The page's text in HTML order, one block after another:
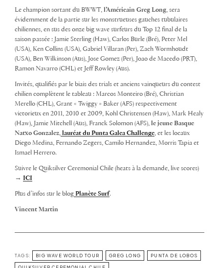
Le champion sortant du BWWT, l’Américain Greg Long, sera
évidemment de la partie sur les monstrueuses gauches tubulaires
chiliennes, en sus des onze big wave surfeurs du Top 12 final de la
saison passée : Jamie Sterling (Haw), Carlos Burle (Bré), Peter Mel
(USA), Ken Collins (USA), Gabriel Villaran (Per), Zach Wormhoudt
(USA), Ben Wilkinson (Aus), Jose Gomez (Per), Joao de Macedo (PRT),
Ramon Navarro (CHL) et Jeff Rowley (Aus).
Invités, qualifiés par le biais des trials et anciens vainqueurs du contest
chilien complètent le tableau : Marcos Monteiro (Bré), Christian
Merello (CHL), Grant « Twiggy » Baker (AFS) respectivement
victorieux en 2011, 2010 et 2009, Kohl Christensen (Haw), Mark Healy
(Haw), Jamie Mitchell (Aus), Franck Solomon (AFS), le jeune Basque
Natxo Gonzalez, lauréat du Punta Galea Challenge, et les locaux
Diego Medina, Fernando Zegers, Camilo Hernandez, Morris Tapia et
Ismael Herrero.
Suivre le Quiksilver Ceremonial Chile (heats à la demande, live scores)
→ ICI
Plus d’infos sur le blog Planète Surf.
Vincent Martin
TAGS: BIG WAVE WORLD TOUR GREG LONG PUNTA DE LOBOS